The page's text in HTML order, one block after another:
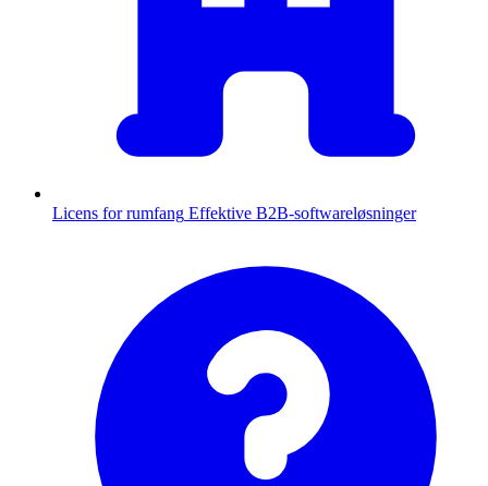
Licens for rumfang Effektive B2B-softwareløsninger